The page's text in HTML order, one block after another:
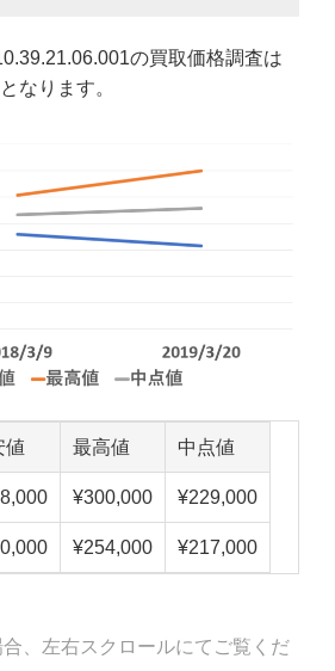
の買取価格調査は
なります。
値 最高値 中点値
¥300,000 ¥229,000
¥254,000 ¥217,000
、左右スクロールにてご覧くだ